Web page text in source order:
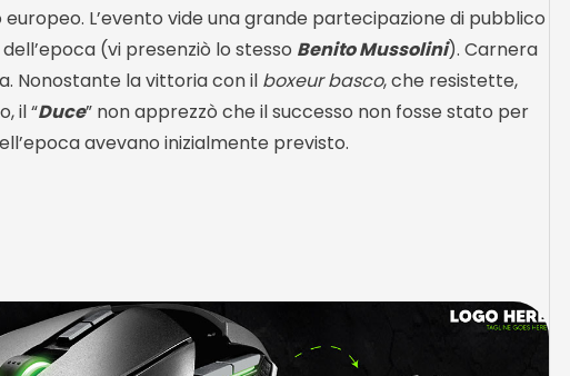
europeo. L’evento vide una grande partecipazione di pubblico
(vi presenziò lo stesso Benito Mussolini). Carnera
Nonostante la vittoria con il boxeur basco, che resistette,
il “Duce” non apprezzò che il successo non fosse stato per
avevano inizialmente previsto.